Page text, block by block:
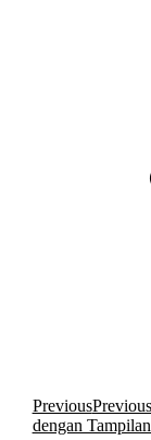
Previous
dengan